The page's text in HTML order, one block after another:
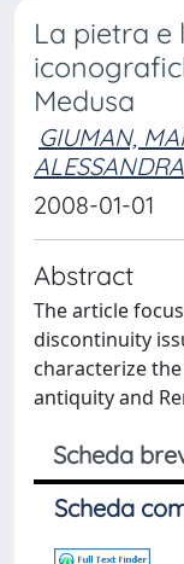
La pietra e
Medusa
GIUMAN,
ALESSANDRA
2008-01-01
Abstract
The article
discontinuity
characterize
antiquity and
Scheda
Scheda